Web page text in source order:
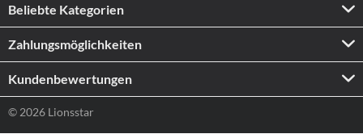
Beliebte Kategorien
Zahlungs­möglichkeiten
Kundenbewertungen
© 2026 Lionsstar